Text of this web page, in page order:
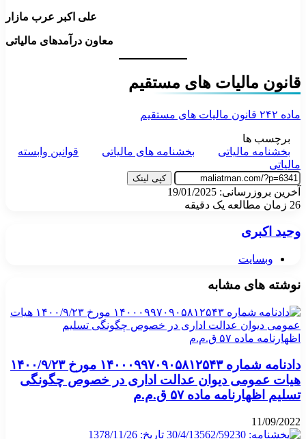
علی اکبر عرب مازار
معاون درآمدهای مالیاتی
قانون مالیات های مستقیم
ماده ۲۴۲ قانون مالیات های مستقیم
برچسب ها
بخشنامه مالیاتی
بخشنامه های مالیاتی
قوانین وابسته
مالیاتی
کپی لینک
آخرین بروزرسانی: 19/01/2025
26 زمان مطالعه یک دقیقه
وحید اکبری
وبسایت
نوشته های مشابه
دادنامه شماره ۱۴۰۰۰۹۹۷۰۹۰۵۸۱۲۵۴۳ مورخ ۱۴۰۰/۹/۲۳
هیات عمومی دیوان عدالت اداری در خصوص چگونگی
تسلیم اظهارنامه ماده ۵۷ ق.م.م
11/09/2022